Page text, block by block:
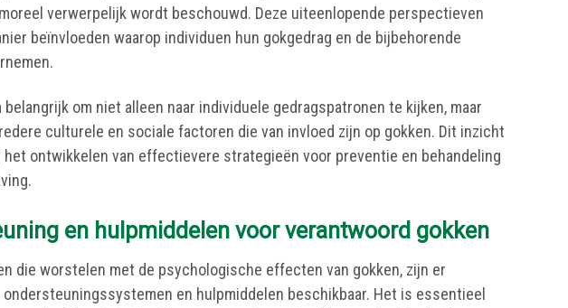
verwerpelijk wordt beschouwd. Deze uiteenlopende perspectieven
beïnvloeden waarop individuen hun gokgedrag en de bijbehorende
belangrijk om niet alleen naar individuele gedragspatronen te kijken, maar
culturele en sociale factoren die van invloed zijn op gokken. Dit inzicht
het ontwikkelen van effectievere strategieën voor preventie en behandeling
en hulpmiddelen voor verantwoord gokken
die worstelen met de psychologische effecten van gokken, zijn er
en hulpmiddelen beschikbaar. Het is essentieel